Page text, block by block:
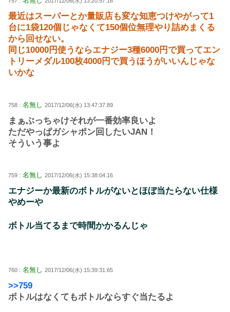
最近はスーパーとか量販店も変な知恵つけやがって1
台に1袋120個じゃなくて150個位無理やり詰めまくる
から回せない。
同じ10000円使うならエナジー3種6000円で買ってエン
トリーメダル100枚4000円で買うほうがいいんじゃな
いかな
758 : 名無し 2017/12/06(水) 13:47:37.89
まぁぶっちゃけそれが一番効率良いよ
ただやっぱガシャポン回したいJAN！
そういう事よ
759 : 名無し 2017/12/06(水) 15:38:04.16
エナジーか最新のボトルがないとほぼ当たらない仕様
やめーや
ボトル当てるまで時間かかるんじゃ
760 : 名無し 2017/12/06(水) 15:39:31.65
>>759
ボトルはなくてもボトルならすぐ当たるよ